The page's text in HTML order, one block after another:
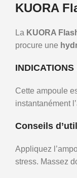
KUORA
La KUORA
procure une
INDICATIONS
Cette ampoule
instantanément
Conseils
Appliquez
stress. Massez